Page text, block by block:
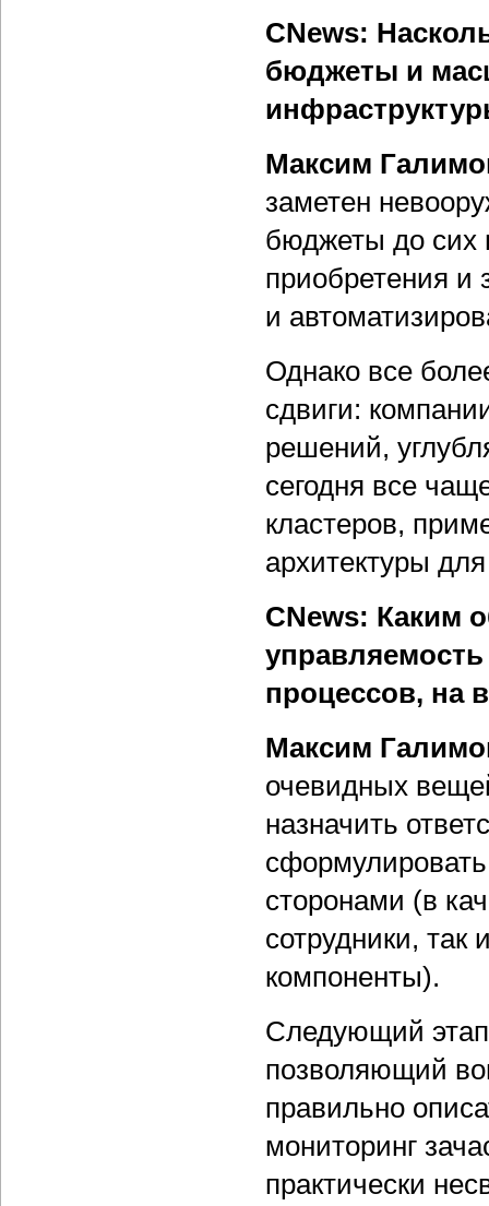
CNews:
бюджеты и
Максим
заметен
бюджеты до сих
приобретения и
и
Однако все
сдвиги:
решений,
сегодня все
кластеров,
архитектуры
CNews: Каким
процессов, на
Максим
очевидных
назначить
сторонами (в
сотрудники,
компоненты).
Следующий
позволяющий
правильно
мониторинг
практически